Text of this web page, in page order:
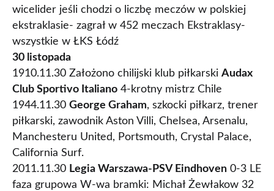
wicelider jeśli chodzi o liczbę meczów w polskiej
ekstraklasie- zagrał w 452 meczach Ekstraklasy-
wszystkie w ŁKS Łódź
30 listopada
1910.11.30 Założono chilijski klub piłkarski Audax
Club Sportivo Italiano 4-krotny mistrz Chile
1944.11.30 George Graham, szkocki piłkarz, trener
piłkarski, zawodnik Aston Villi, Chelsea, Arsenalu,
Manchesteru United, Portsmouth, Crystal Palace,
California Surf.
2011.11.30 Legia Warszawa-PSV Eindhoven 0-3 LE
faza grupowa W-wa bramki: Michał Żewłakow 32